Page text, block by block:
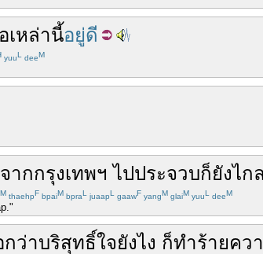
เหล่านี้อยู่ดี
yuuL deeM
จากกรุงเทพฯ ไปประจวบก็ยังไกล
M thaehpF bpaiM bpraL juaapL gaawF yangM glaiM yuuL deeM
กว่าบริสุทธิ์ใจยังไง ก็ทำร้ายคว